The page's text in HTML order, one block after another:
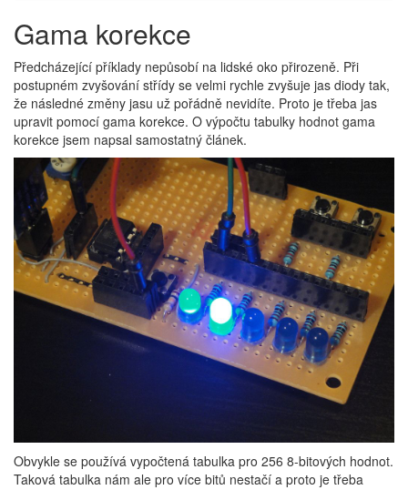
Gama korekce
Předcházející příklady nepůsobí na lidské oko přirozeně. Při
postupném zvyšování střídy se velmi rychle zvyšuje jas diody tak,
že následné změny jasu už pořádně nevidíte. Proto je třeba jas
upravit pomocí gama korekce. O výpočtu tabulky hodnot gama
korekce jsem napsal samostatný článek.
Obvykle se používá vypočtená tabulka pro 256 8-bitových hodnot.
Taková tabulka nám ale pro více bitů nestačí a proto je třeba